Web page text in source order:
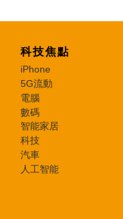
科技焦點
iPhone
5G流動
電腦
數碼
智能家居
科技
汽車
人工智能